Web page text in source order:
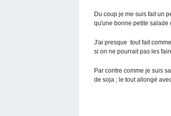
Du coup je me suis fait un
qu'une bonne petite salade
J'ai presque tout fait
si on ne pourrait pas les
Par contre comme je suis
de soja ; le tout allongé